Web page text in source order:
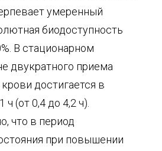
умеренный
биодоступность
В стационарном
двукратного приема
достигается в
(от 0,4 до 4,2 ч).
что в период
при повышении